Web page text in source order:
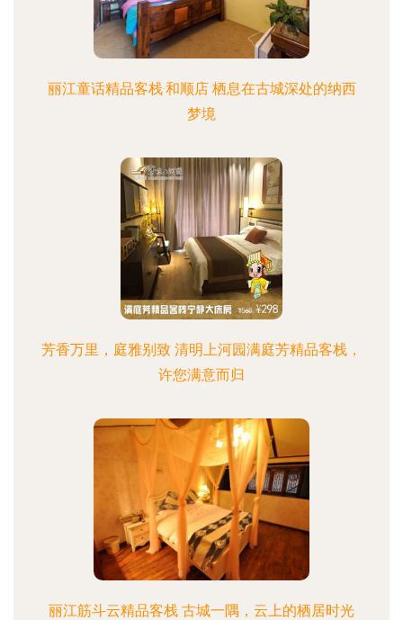
丽江童话精品客栈·和顺店 栖息在古城深处的纳西
梦境
芳香万里，庭雅别致 清明上河园满庭芳精品客栈，
许您满意而归
丽江筋斗云精品客栈 古城一隅，云上的栖居时光